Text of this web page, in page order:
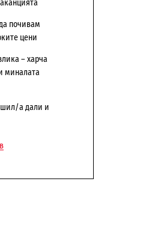
почивам
цени
– харча
миналата
а дали и